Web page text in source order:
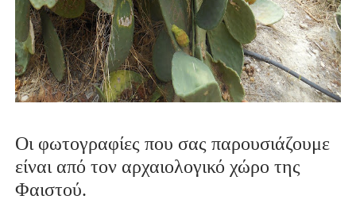
Οι φωτογραφίες που σας παρουσιάζουμε
είναι από τον αρχαιολογικό χώρο της
Φαιστού.